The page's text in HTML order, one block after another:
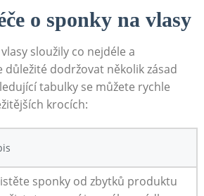
‍o sponky na vlasy
sloužily co nejdéle a
důležité dodržovat několik⁤ zásad
tabulky se můžete rychle
krocích:
sponky ‌od zbytků ​produktu